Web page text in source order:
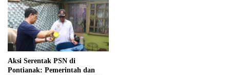
Aksi Serentak PSN di
Pontianak: Pemerintah dan